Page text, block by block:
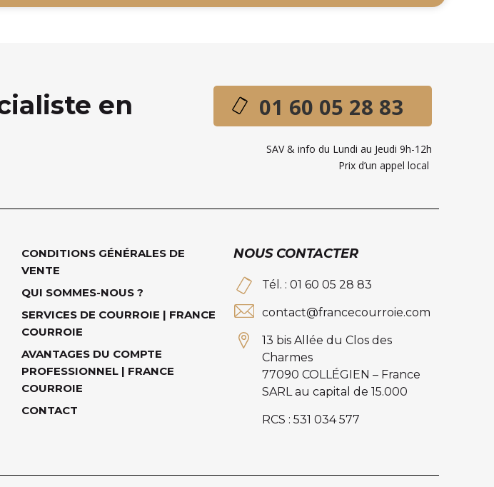
en
01 60 05 28 83
SAV & info du Lundi au Jeudi 9h-12h
Prix d’un appel local
CONDITIONS GÉNÉRALES DE
VENTE
QUI SOMMES-NOUS ?
SERVICES DE COURROIE | FRANCE
COURROIE
AVANTAGES DU COMPTE
PROFESSIONNEL | FRANCE
COURROIE
CONTACT
NOUS CONTACTER
Tél. : 01 60 05 28 83
contact@francecourroie.com
13 bis Allée du Clos des
Charmes
77090 COLLÉGIEN – France
SARL au capital de 15.000
RCS : 531 034 577